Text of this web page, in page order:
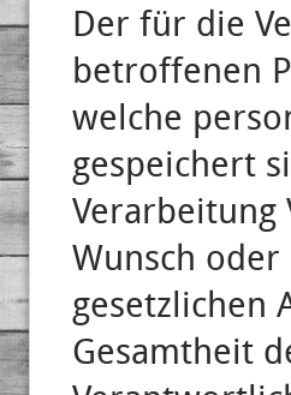
Der für die
betroffenen
welche
gespeichert
Verarbeitung
Wunsch
gesetzlichen
Gesamtheit